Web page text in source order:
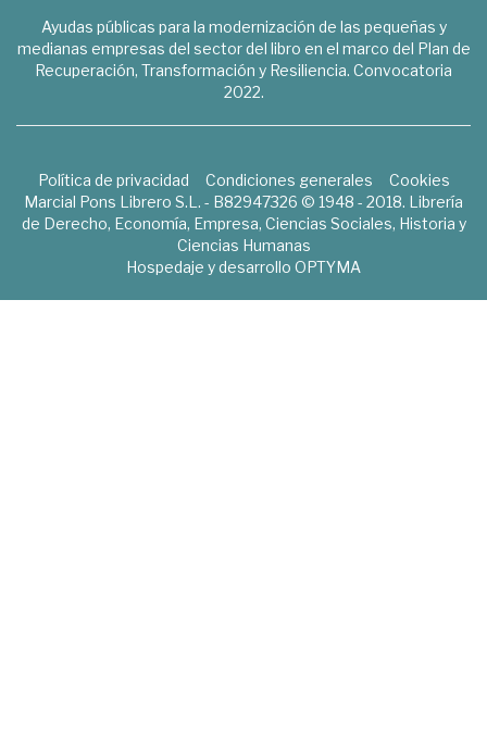
Ayudas públicas para la modernización de las pequeñas y
medianas empresas del sector del libro en el marco del Plan de
Recuperación, Transformación y Resiliencia. Convocatoria
2022.
Política de privacidad Condiciones generales
Cookies
Marcial Pons Librero S.L. - B82947326 © 1948 - 2018. Librería
de Derecho, Economía, Empresa, Ciencias Sociales, Historia y
Ciencias Humanas
Hospedaje y desarrollo OPTYMA